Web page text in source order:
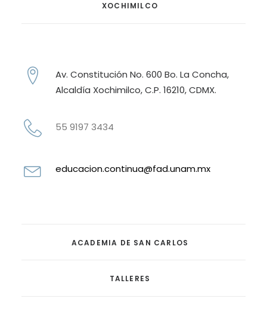
XOCHIMILCO
Av. Constitución No. 600 Bo. La Concha,
Alcaldía Xochimilco, C.P. 16210, CDMX.
55 9197 3434
educacion.continua@fad.unam.mx
ACADEMIA DE SAN CARLOS
TALLERES